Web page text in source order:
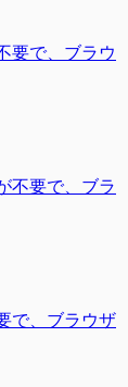
要で、ブラウ
不要で、ブラ
で、ブラウザ